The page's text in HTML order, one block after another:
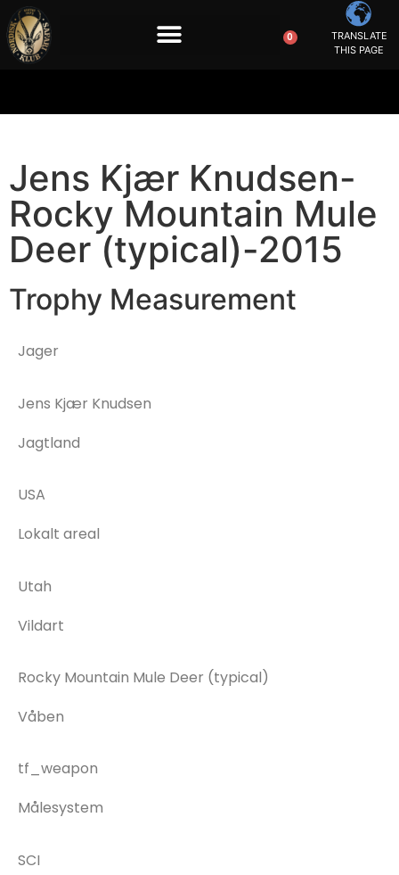
0
TRANSLATE
THIS PAGE
Jens Kjær Knudsen-
Rocky Mountain Mule
Deer (typical)-2015
Trophy Measurement
Jager
Jens Kjær Knudsen
Jagtland
USA
Lokalt areal
Utah
Vildart
Rocky Mountain Mule Deer (typical)
Våben
tf_weapon
Målesystem
SCI